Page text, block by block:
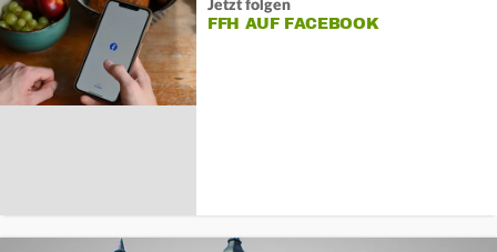
Jetzt folgen
FFH AUF FACEBOOK